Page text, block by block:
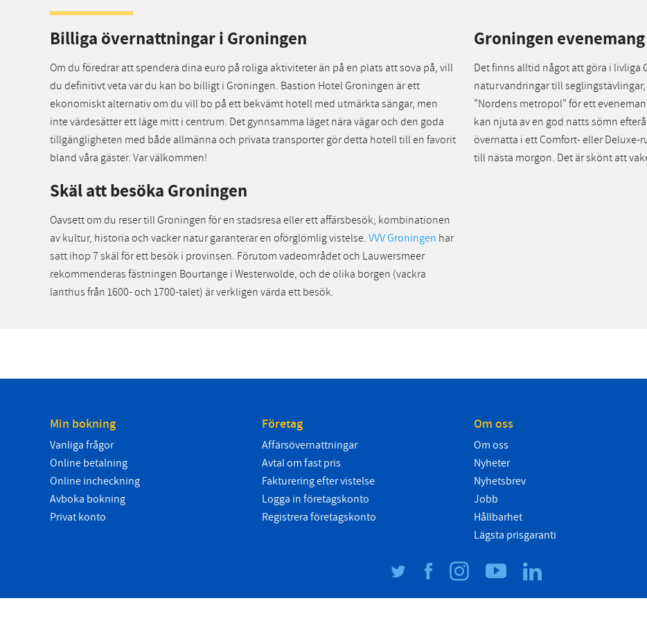
Billiga övernattningar i Groningen
Om du föredrar att spendera dina euro på roliga aktiviteter än på en plats att sova på, vill
du definitivt veta var du kan bo billigt i Groningen. Bastion Hotel Groningen är ett
ekonomiskt alternativ om du vill bo på ett bekvämt hotell med utmärkta sängar, men
inte värdesätter ett läge mitt i centrum. Det gynnsamma läget nära vägar och den goda
tillgängligheten med både allmänna och privata transporter gör detta hotell till en favorit
bland våra gäster. Var välkommen!
Skäl att besöka Groningen
Oavsett om du reser till Groningen för en stadsresa eller ett affärsbesök; kombinationen
av kultur, historia och vacker natur garanterar en oförglömlig vistelse.VVV Groningen har
satt ihop 7 skäl för ett besök i provinsen. Förutom vadeområdet och Lauwersmeer
rekommenderas fästningen Bourtange i Westerwolde, och de olika borgen (vackra
lanthus från 1600- och 1700-talet) är verkligen värda ett besök.
Groningen evenemang
Det finns alltid något att göra i livliga
naturvandringar till
"Nordens metropol" för ett
kan njuta av en god natts sömn
övernatta i ett Comfort- eller
till nästa morgon. Det är skönt att
Min bokning
Vanliga frågor
Online betalning
Online incheckning
Avboka bokning
Privat konto
Företag
Affärsövernattningar
Avtal om fast pris
Fakturering efter vistelse
Logga in företagskonto
Registrera företagskonto
Om oss
Om oss
Nyheter
Nyhetsbrev
Jobb
Hållbarhet
Lägsta prisgaranti